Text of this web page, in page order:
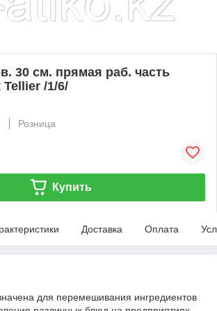
30 см. прямая раб. часть
Tellier /1/6/
Розница
Купить
Доставка Оплата
для перемешивания ингредиентов